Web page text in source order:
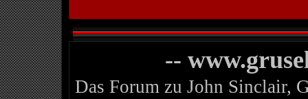
--
Das Forum zu John Sinclair,